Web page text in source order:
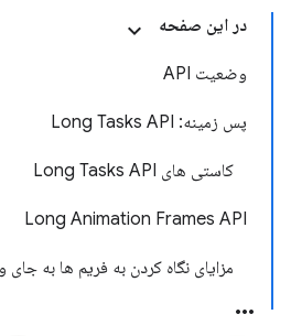
در این صفحه
وضعیت API
پس زمینه: Long Tasks API
کاستی های Long Tasks API
Long Animation Frames API
مزایای نگاه کردن به فریم ها به